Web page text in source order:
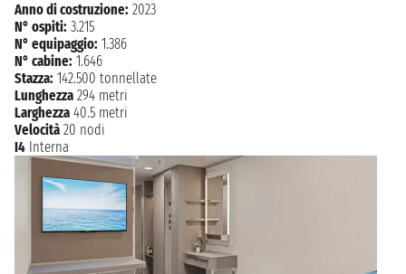
Anno di costruzione: 2023
N° ospiti: 3.215
N° equipaggio: 1.386
N° cabine: 1.646
Stazza: 142.500 tonnellate
Lunghezza 294 metri
Larghezza 40.5 metri
Velocità 20 nodi
I4 Interna